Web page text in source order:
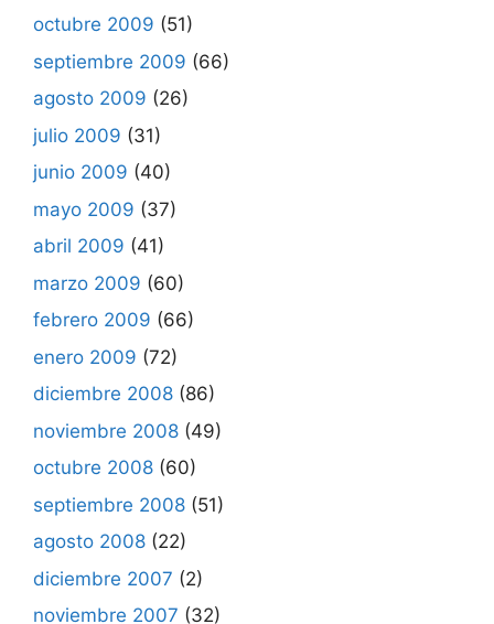
octubre 2009 (51)
septiembre 2009 (66)
agosto 2009 (26)
julio 2009 (31)
junio 2009 (40)
mayo 2009 (37)
abril 2009 (41)
marzo 2009 (60)
febrero 2009 (66)
enero 2009 (72)
diciembre 2008 (86)
noviembre 2008 (49)
octubre 2008 (60)
septiembre 2008 (51)
agosto 2008 (22)
diciembre 2007 (2)
noviembre 2007 (32)